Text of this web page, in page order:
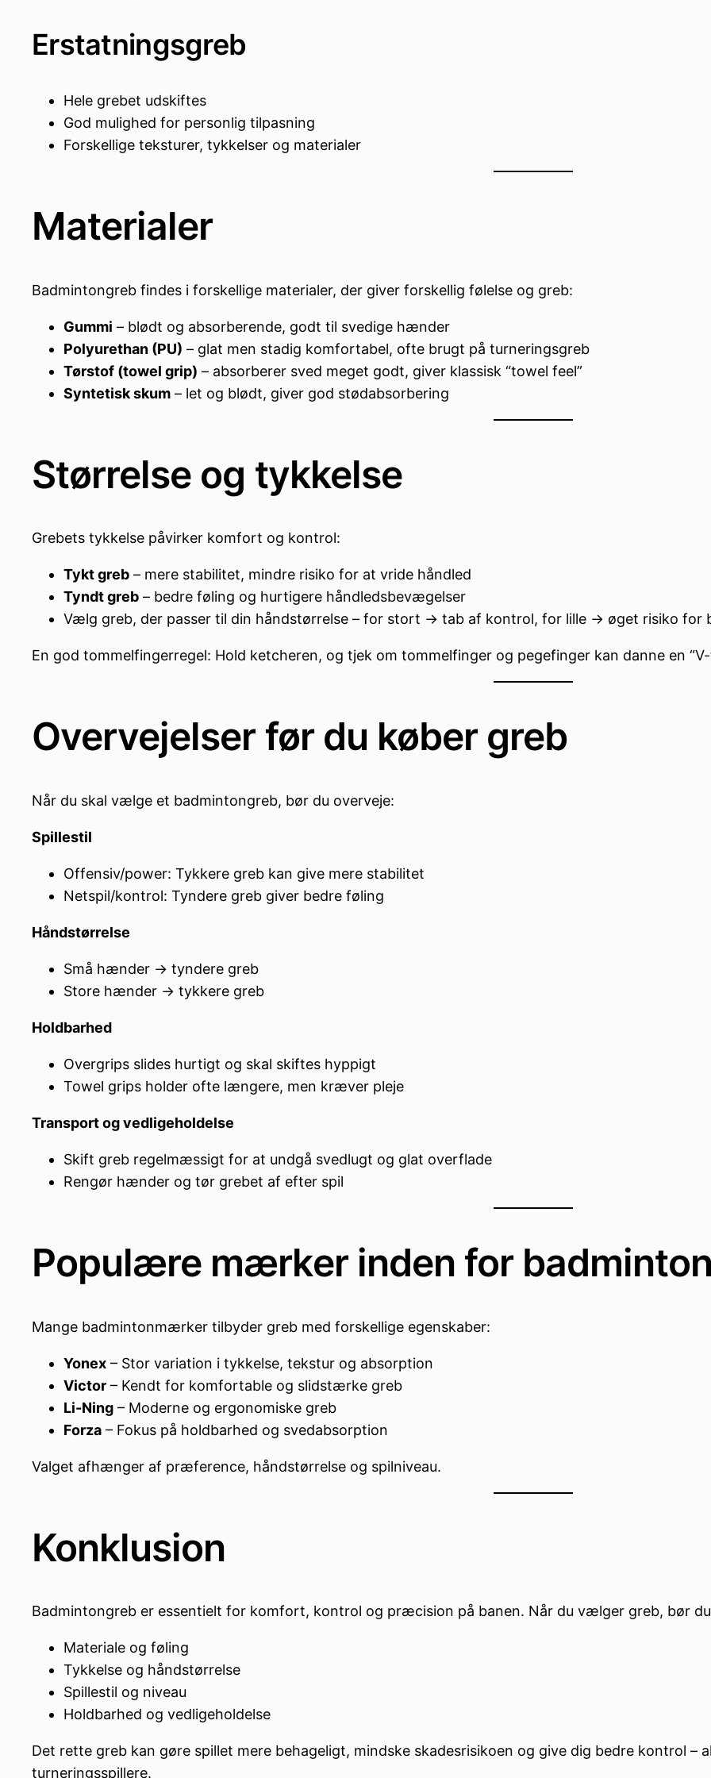
Erstatningsgreb
Hele grebet udskiftes
God mulighed for personlig tilpasning
Forskellige teksturer, tykkelser og materialer
Materialer
Badmintongreb findes i forskellige materialer, der giver forskellig følelse og greb:
Gummi – blødt og absorberende, godt til svedige hænder
Polyurethan (PU) – glat men stadig komfortabel, ofte brugt på turneringsgreb
Tørstof (towel grip) – absorberer sved meget godt, giver klassisk “towel feel”
Syntetisk skum – let og blødt, giver god stødabsorbering
Størrelse og tykkelse
Grebets tykkelse påvirker komfort og kontrol:
Tykt greb – mere stabilitet, mindre risiko for at vride håndled
Tyndt greb – bedre føling og hurtigere håndledsbevægelser
Vælg greb, der passer til din håndstørrelse – for stort → tab af kontrol, for lille → øget risiko for
En god tommelfingerregel: Hold ketcheren, og tjek om tommelfinger og pegefinger kan danne en
Overvejelser før du køber greb
Når du skal vælge et badmintongreb, bør du overveje:
Spillestil
Offensiv/power: Tykkere greb kan give mere stabilitet
Netspil/kontrol: Tyndere greb giver bedre føling
Håndstørrelse
Små hænder → tyndere greb
Store hænder → tykkere greb
Holdbarhed
Overgrips slides hurtigt og skal skiftes hyppigt
Towel grips holder ofte længere, men kræver pleje
Transport og vedligeholdelse
Skift greb regelmæssigt for at undgå svedlugt og glat overflade
Rengør hænder og tør grebet af efter spil
Populære mærker inden for
Mange badmintonmærker tilbyder greb med forskellige egenskaber:
Yonex – Stor variation i tykkelse, tekstur og absorption
Victor – Kendt for komfortable og slidstærke greb
Li-Ning – Moderne og ergonomiske greb
Forza – Fokus på holdbarhed og svedabsorption
Valget afhænger af præference, håndstørrelse og spilniveau.
Konklusion
Badmintongreb er essentielt for komfort, kontrol og præcision på banen. Når du vælger greb, bør
Materiale og føling
Tykkelse og håndstørrelse
Spillestil og niveau
Holdbarhed og vedligeholdelse
Det rette greb kan gøre spillet mere behageligt, mindske skadesrisikoen og give dig bedre kontrol –
turneringsspillere.